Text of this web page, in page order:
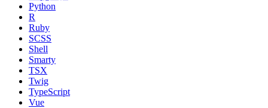
Python
R
Ruby
SCSS
Shell
Smarty
TSX
Twig
TypeScript
Vue